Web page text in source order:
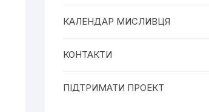
КАЛЕНДАР МИСЛИВЦЯ
КОНТАКТИ
ПІДТРИМАТИ ПРОЕКТ